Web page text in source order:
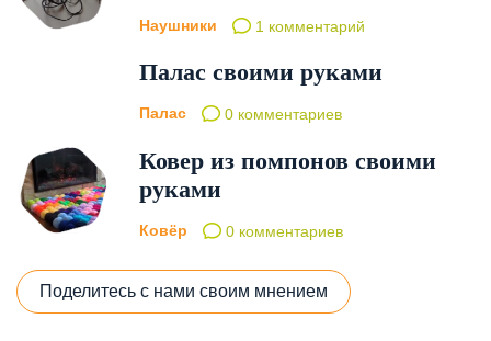
Наушники 1 комментарий
Палас своими руками
Палас 0 комментариев
Ковер из помпонов своими
руками
Ковёр 0 комментариев
Поделитесь с нами своим мнением